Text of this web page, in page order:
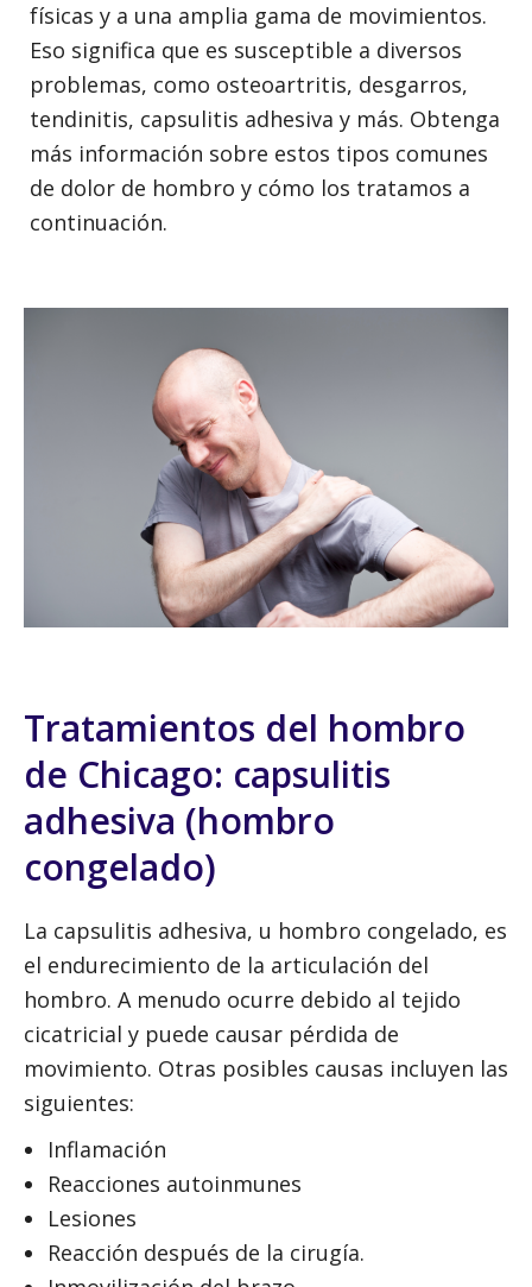
físicas y a una amplia gama de movimientos.
Eso significa que es susceptible a diversos
problemas, como osteoartritis, desgarros,
tendinitis, capsulitis adhesiva y más. Obtenga
más información sobre estos tipos comunes
de dolor de hombro y cómo los tratamos a
continuación.
Tratamientos del hombro
de Chicago: capsulitis
adhesiva (hombro
congelado)
La capsulitis adhesiva, u hombro congelado, es
el endurecimiento de la articulación del
hombro. A menudo ocurre debido al tejido
cicatricial y puede causar pérdida de
movimiento. Otras posibles causas incluyen las
siguientes:
Inflamación
Reacciones autoinmunes
Lesiones
Reacción después de la cirugía.